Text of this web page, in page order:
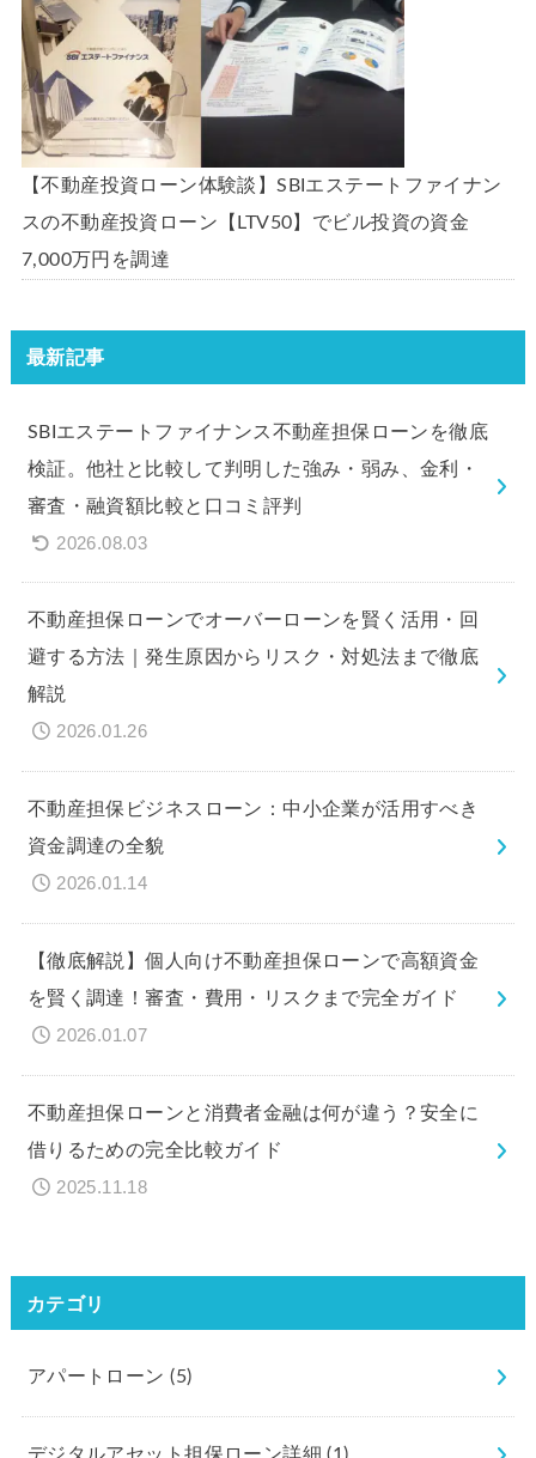
【不動産投資ローン体験談】SBIエステートファイナン
スの不動産投資ローン【LTV50】でビル投資の資金
7,000万円を調達
最新記事
SBIエステートファイナンス不動産担保ローンを徹底
検証。他社と比較して判明した強み・弱み、金利・
審査・融資額比較と口コミ評判
2026.08.03
不動産担保ローンでオーバーローンを賢く活用・回
避する方法｜発生原因からリスク・対処法まで徹底
解説
2026.01.26
不動産担保ビジネスローン：中小企業が活用すべき
資金調達の全貌
2026.01.14
【徹底解説】個人向け不動産担保ローンで高額資金
を賢く調達！審査・費用・リスクまで完全ガイド
2026.01.07
不動産担保ローンと消費者金融は何が違う？安全に
借りるための完全比較ガイド
2025.11.18
カテゴリ
アパートローン(5)